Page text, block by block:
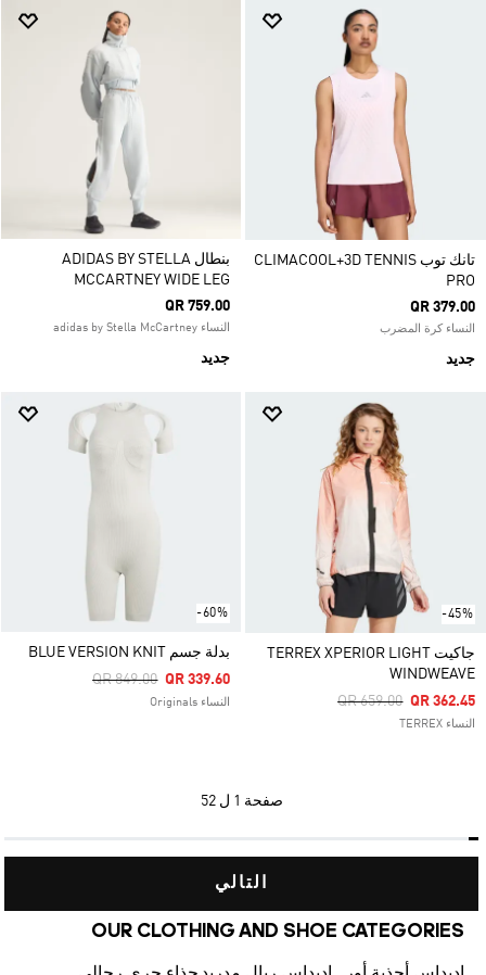
تانك توب CLIMACOOL+3D TENNIS
PRO
QR 379.00
النساء كرة المضرب
جديد
بنطال ADIDAS BY STELLA
MCCARTNEY WIDE LEG
QR 759.00
النساء adidas by Stella McCartney
جديد
-45%
جاكيت TERREX XPERIOR LIGHT
WINDWEAVE
Price Reduced From
QR 659.00ToQR 362.45
النساء TERREX
-60%
بدلة جسم BLUE VERSION KNIT
Price Reduced From
QR 849.00ToQR 339.60
النساء Originals
صفحة 1 ل 52
التالي
OUR CLOTHING AND SHOE CATEGORIES